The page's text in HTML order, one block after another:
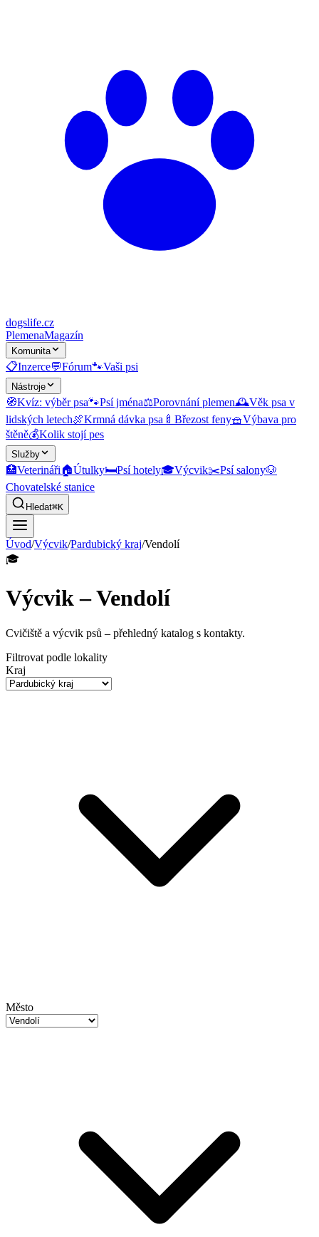
dogslife.cz
PlemenaMagazín
Komunita
📋Inzerce💬Fórum🐾Vaši psi
Nástroje
🧭Kvíz: výběr psa🐾Psí jména⚖️Porovnání plemen🕰️Věk psa v
lidských letech🍖Krmná dávka psa 🍼 Březost feny🧺Výbava pro
štěně💰Kolik stojí pes
Služby
🏥Veterináři🏠Útulky🛏️Psí hotely🎓Výcvik✂️Psí salony🐶
Chovatelské stanice
Hledat⌘K
Úvod/Výcvik/Pardubický kraj/Vendolí
🎓
Výcvik – Vendolí
Cvičiště a výcvik psů – přehledný katalog s kontakty.
Filtrovat podle lokality
Kraj
Město